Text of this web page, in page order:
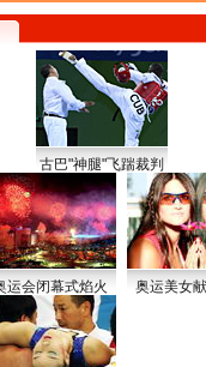
古巴"神腿"飞踹裁判
运会闭幕式焰火 奥运美女